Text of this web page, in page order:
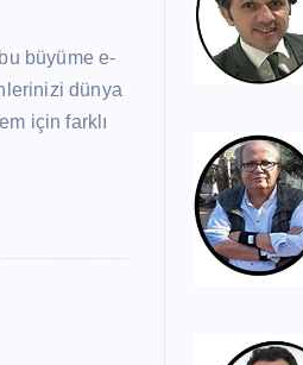
büyüme e-
dünya
için farklı